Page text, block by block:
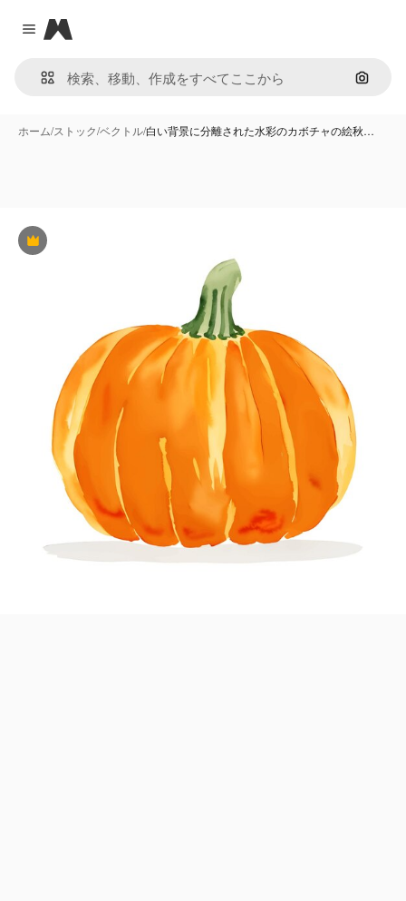
Close menu
Magnific
画像で
ホーム/ストック/ベクトル/白い背景に分離された水彩のカボチャの絵秋…
Premium